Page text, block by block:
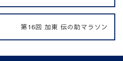
第16回 加東 伝の助マラソン